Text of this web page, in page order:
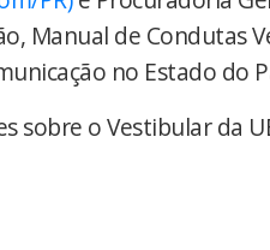
Manual de Condutas
no Estado do
sobre o Vestibular da